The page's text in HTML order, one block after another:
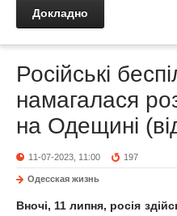
Докладно
Російські
намагалася
на Одещині
11-07-2023, 11:00 197
Одесская жизнь
Вночі, 11 липня, росія